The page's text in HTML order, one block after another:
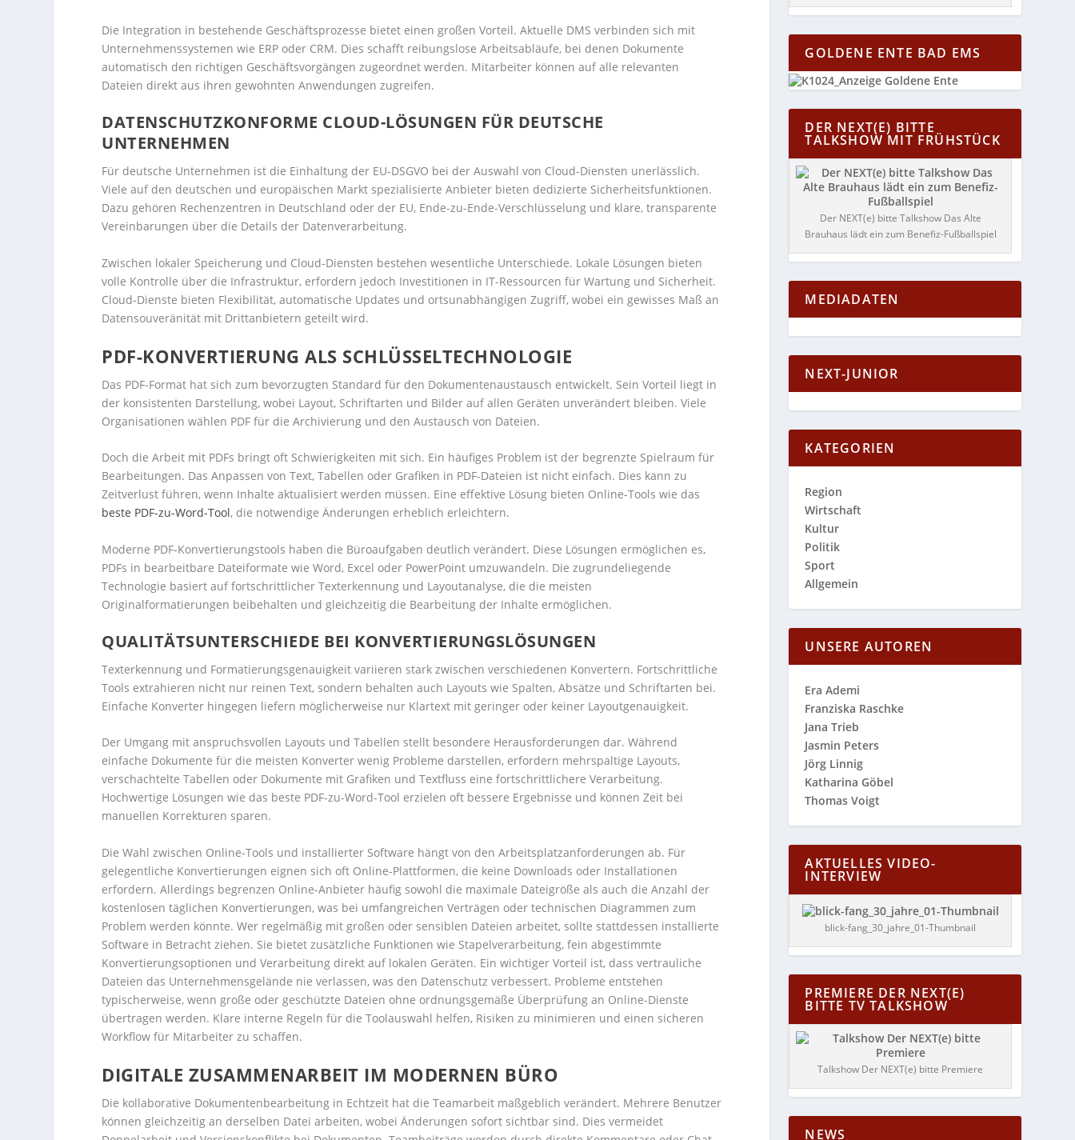
Die Integration in bestehende Geschäftsprozesse bietet einen großen Vorteil. Aktuelle DMS verbinden sich mit
Unternehmenssystemen wie ERP oder CRM. Dies schafft reibungslose Arbeitsabläufe, bei denen Dokumente
automatisch den richtigen Geschäftsvorgängen zugeordnet werden. Mitarbeiter können auf alle relevanten
Dateien direkt aus ihren gewohnten Anwendungen zugreifen.
DATENSCHUTZKONFORME CLOUD-LÖSUNGEN FÜR DEUTSCHE
UNTERNEHMEN
Für deutsche Unternehmen ist die Einhaltung der EU-DSGVO bei der Auswahl von Cloud-Diensten unerlässlich.
Viele auf den deutschen und europäischen Markt spezialisierte Anbieter bieten dedizierte Sicherheitsfunktionen.
Dazu gehören Rechenzentren in Deutschland oder der EU, Ende-zu-Ende-Verschlüsselung und klare, transparente
Vereinbarungen über die Details der Datenverarbeitung.
Zwischen lokaler Speicherung und Cloud-Diensten bestehen wesentliche Unterschiede. Lokale Lösungen bieten
volle Kontrolle über die Infrastruktur, erfordern jedoch Investitionen in IT-Ressourcen für Wartung und Sicherheit.
Cloud-Dienste bieten Flexibilität, automatische Updates und ortsunabhängigen Zugriff, wobei ein gewisses Maß an
Datensouveränität mit Drittanbietern geteilt wird.
PDF-KONVERTIERUNG ALS SCHLÜSSELTECHNOLOGIE
Das PDF-Format hat sich zum bevorzugten Standard für den Dokumentenaustausch entwickelt. Sein Vorteil liegt in
der konsistenten Darstellung, wobei Layout, Schriftarten und Bilder auf allen Geräten unverändert bleiben. Viele
Organisationen wählen PDF für die Archivierung und den Austausch von Dateien.
Doch die Arbeit mit PDFs bringt oft Schwierigkeiten mit sich. Ein häufiges Problem ist der begrenzte Spielraum für
Bearbeitungen. Das Anpassen von Text, Tabellen oder Grafiken in PDF-Dateien ist nicht einfach. Dies kann zu
Zeitverlust führen, wenn Inhalte aktualisiert werden müssen. Eine effektive Lösung bieten Online-Tools wie das
beste PDF-zu-Word-Tool, die notwendige Änderungen erheblich erleichtern.
Moderne PDF-Konvertierungstools haben die Büroaufgaben deutlich verändert. Diese Lösungen ermöglichen es,
PDFs in bearbeitbare Dateiformate wie Word, Excel oder PowerPoint umzuwandeln. Die zugrundeliegende
Technologie basiert auf fortschrittlicher Texterkennung und Layoutanalyse, die die meisten
Originalformatierungen beibehalten und gleichzeitig die Bearbeitung der Inhalte ermöglichen.
QUALITÄTSUNTERSCHIEDE BEI KONVERTIERUNGSLÖSUNGEN
Texterkennung und Formatierungsgenauigkeit variieren stark zwischen verschiedenen Konvertern. Fortschrittliche
Tools extrahieren nicht nur reinen Text, sondern behalten auch Layouts wie Spalten, Absätze und Schriftarten bei.
Einfache Konverter hingegen liefern möglicherweise nur Klartext mit geringer oder keiner Layoutgenauigkeit.
Der Umgang mit anspruchsvollen Layouts und Tabellen stellt besondere Herausforderungen dar. Während
einfache Dokumente für die meisten Konverter wenig Probleme darstellen, erfordern mehrspaltige Layouts,
verschachtelte Tabellen oder Dokumente mit Grafiken und Textfluss eine fortschrittlichere Verarbeitung.
Hochwertige Lösungen wie das beste PDF-zu-Word-Tool erzielen oft bessere Ergebnisse und können Zeit bei
manuellen Korrekturen sparen.
Die Wahl zwischen Online-Tools und installierter Software hängt von den Arbeitsplatzanforderungen ab. Für
gelegentliche Konvertierungen eignen sich oft Online-Plattformen, die keine Downloads oder Installationen
erfordern. Allerdings begrenzen Online-Anbieter häufig sowohl die maximale Dateigröße als auch die Anzahl der
kostenlosen täglichen Konvertierungen, was bei umfangreichen Verträgen oder technischen Diagrammen zum
Problem werden könnte. Wer regelmäßig mit großen oder sensiblen Dateien arbeitet, sollte stattdessen installierte
Software in Betracht ziehen. Sie bietet zusätzliche Funktionen wie Stapelverarbeitung, fein abgestimmte
Konvertierungsoptionen und Verarbeitung direkt auf lokalen Geräten. Ein wichtiger Vorteil ist, dass vertrauliche
Dateien das Unternehmensgelände nie verlassen, was den Datenschutz verbessert. Probleme entstehen
typischerweise, wenn große oder geschützte Dateien ohne ordnungsgemäße Überprüfung an Online-Dienste
übertragen werden. Klare interne Regeln für die Toolauswahl helfen, Risiken zu minimieren und einen sicheren
Workflow für Mitarbeiter zu schaffen.
DIGITALE ZUSAMMENARBEIT IM MODERNEN BÜRO
Die kollaborative Dokumentenbearbeitung in Echtzeit hat die Teamarbeit maßgeblich verändert. Mehrere Benutzer
können gleichzeitig an derselben Datei arbeiten, wobei Änderungen sofort sichtbar sind. Dies vermeidet
GOLDENE ENTE BAD EMS
DER NEXT(E) BITTE
TALKSHOW MIT FRÜHSTÜCK
Der NEXT(e) bitte Talkshow Das Alte
Brauhaus lädt ein zum Benefiz-Fußballspiel
MEDIADATEN
NEXT-JUNIOR
KATEGORIEN
Region
Wirtschaft
Kultur
Politik
Sport
Allgemein
UNSERE AUTOREN
Era Ademi
Franziska Raschke
Jana Trieb
Jasmin Peters
Jörg Linnig
Katharina Göbel
Thomas Voigt
AKTUELLES VIDEO-
INTERVIEW
blick-fang_30_jahre_01-Thumbnail
PREMIERE DER NEXT(E)
BITTE TV TALKSHOW
Talkshow Der NEXT(e) bitte Premiere
NEWS